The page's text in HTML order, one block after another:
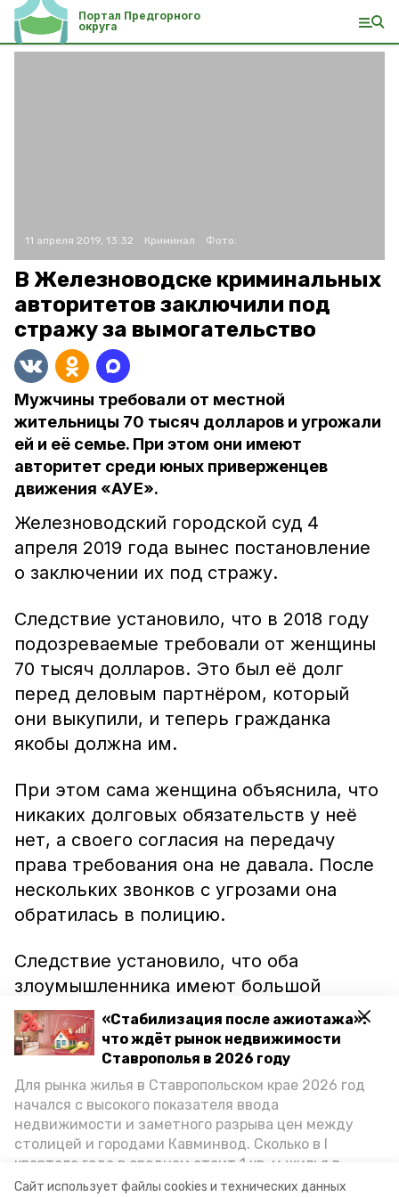
Сайт использует файлы cookies и технических данных
«Стабилизация после ажиотажа»:
что ждёт рынок недвижимости
Ставрополья в 2026 году
Для рынка жилья в Ставропольском крае 2026 год
начался с высокого показателя ввода
недвижимости и заметного разрыва цен между
столицей и городами Кавминвод. Сколько в I
квартале года в среднем стоит 1 кв. м жилья в
городах и округах региона, как изменился спрос на
Портал Предгорного
округа
11 апреля 2019, 13:32 Криминал Фото:
В Железноводске криминальных
авторитетов заключили под
стражу за вымогательство
Мужчины требовали от местной
жительницы 70 тысяч долларов и угрожали
ей и её семье. При этом они имеют
авторитет среди юных приверженцев
движения «АУЕ».
Железноводский городской суд 4
апреля 2019 года вынес постановление
о заключении их под стражу.
Следствие установило, что в 2018 году
подозреваемые требовали от женщины
70 тысяч долларов. Это был её долг
перед деловым партнёром, который
они выкупили, и теперь гражданка
якобы должна им.
При этом сама женщина объяснила, что
никаких долговых обязательств у неё
нет, а своего согласия на передачу
права требования она не давала. После
нескольких звонков с угрозами она
обратилась в полицию.
Следствие установило, что оба
злоумышленника имеют большой
авторитет у молодёжи, относящейся к
неформальному движению «АУЕ», а
также контролируют преступные
группы, действующие в
Ставропольском крае.
Ранее в Предгорном районе
вооружённые людинапалина машину